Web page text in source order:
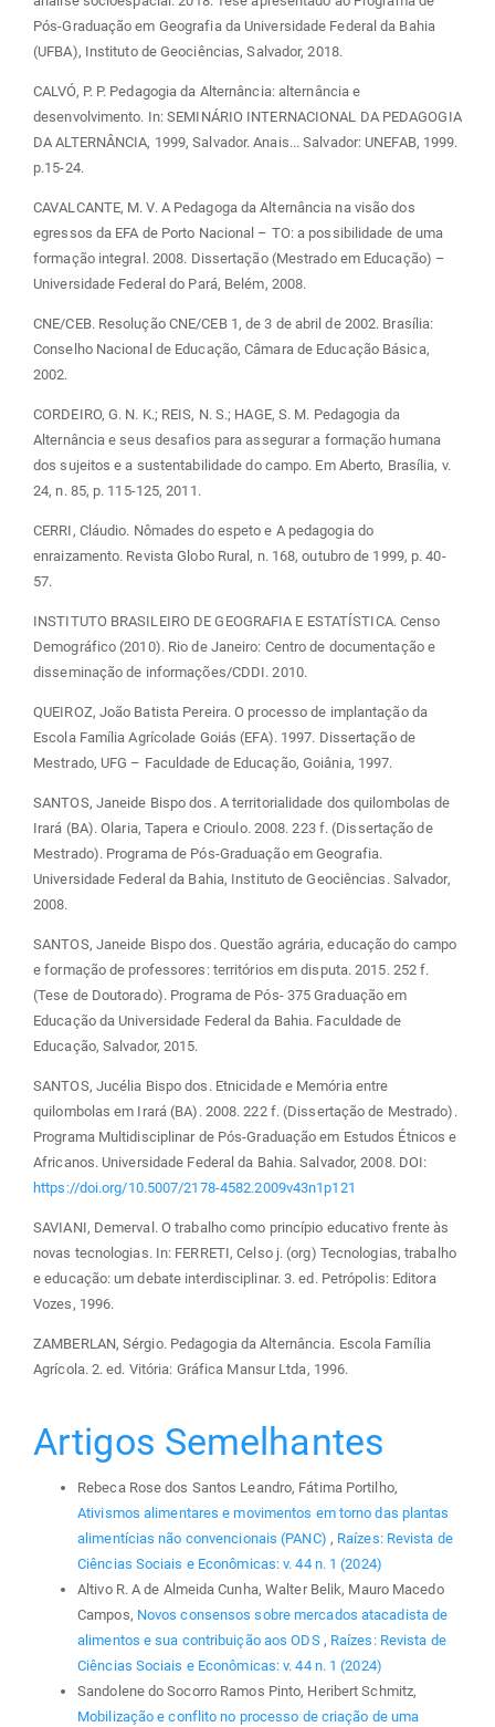
Pós-Graduação em Geografia da Universidade Federal da Bahia
(UFBA), Instituto de Geociências, Salvador, 2018.
CALVÓ, P. P. Pedagogia da Alternância: alternância e
desenvolvimento. In: SEMINÁRIO INTERNACIONAL DA PEDAGOGIA
DA ALTERNÂNCIA, 1999, Salvador. Anais... Salvador: UNEFAB, 1999.
p.15-24.
CAVALCANTE, M. V. A Pedagoga da Alternância na visão dos
egressos da EFA de Porto Nacional – TO: a possibilidade de uma
formação integral. 2008. Dissertação (Mestrado em Educação) –
Universidade Federal do Pará, Belém, 2008.
CNE/CEB. Resolução CNE/CEB 1, de 3 de abril de 2002. Brasília:
Conselho Nacional de Educação, Câmara de Educação Básica,
2002.
CORDEIRO, G. N. K.; REIS, N. S.; HAGE, S. M. Pedagogia da
Alternância e seus desafios para assegurar a formação humana
dos sujeitos e a sustentabilidade do campo. Em Aberto, Brasília, v.
24, n. 85, p. 115-125, 2011.
CERRI, Cláudio. Nômades do espeto e A pedagogia do
enraizamento. Revista Globo Rural, n. 168, outubro de 1999, p. 40-
57.
INSTITUTO BRASILEIRO DE GEOGRAFIA E ESTATÍSTICA. Censo
Demográfico (2010). Rio de Janeiro: Centro de documentação e
disseminação de informações/CDDI. 2010.
QUEIROZ, João Batista Pereira. O processo de implantação da
Escola Família Agrícolade Goiás (EFA). 1997. Dissertação de
Mestrado, UFG – Faculdade de Educação, Goiânia, 1997.
SANTOS, Janeide Bispo dos. A territorialidade dos quilombolas de
Irará (BA). Olaria, Tapera e Crioulo. 2008. 223 f. (Dissertação de
Mestrado). Programa de Pós-Graduação em Geografia.
Universidade Federal da Bahia, Instituto de Geociências. Salvador,
2008.
SANTOS, Janeide Bispo dos. Questão agrária, educação do campo
e formação de professores: territórios em disputa. 2015. 252 f.
(Tese de Doutorado). Programa de Pós- 375 Graduação em
Educação da Universidade Federal da Bahia. Faculdade de
Educação, Salvador, 2015.
SANTOS, Jucélia Bispo dos. Etnicidade e Memória entre
quilombolas em Irará (BA). 2008. 222 f. (Dissertação de Mestrado).
Programa Multidisciplinar de Pós-Graduação em Estudos Étnicos e
Africanos. Universidade Federal da Bahia. Salvador, 2008. DOI:
https://doi.org/10.5007/2178-4582.2009v43n1p121
SAVIANI, Demerval. O trabalho como princípio educativo frente às
novas tecnologias. In: FERRETI, Celso j. (org) Tecnologias, trabalho
e educação: um debate interdisciplinar. 3. ed. Petrópolis: Editora
Vozes, 1996.
ZAMBERLAN, Sérgio. Pedagogia da Alternância. Escola Família
Agrícola. 2. ed. Vitória: Gráfica Mansur Ltda, 1996.
Artigos Semelhantes
Rebeca Rose dos Santos Leandro, Fátima Portilho,
Ativismos alimentares e movimentos em torno das plantas
alimentícias não convencionais (PANC) , Raízes: Revista de
Ciências Sociais e Econômicas: v. 44 n. 1 (2024)
Altivo R. A de Almeida Cunha, Walter Belik, Mauro Macedo
Campos, Novos consensos sobre mercados atacadista de
alimentos e sua contribuição aos ODS , Raízes: Revista de
Ciências Sociais e Econômicas: v. 44 n. 1 (2024)
Sandolene do Socorro Ramos Pinto, Heribert Schmitz,
Mobilização e conflito no processo de criação de uma